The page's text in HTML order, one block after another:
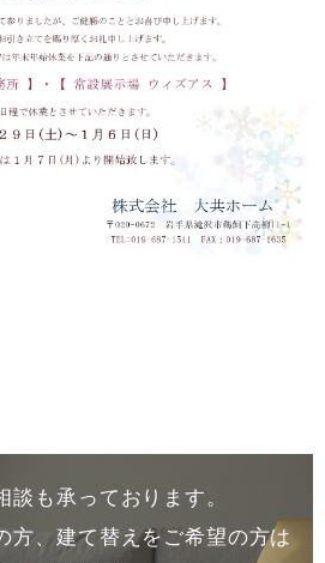
談も承っております。
方、建て替えをご希望の方は